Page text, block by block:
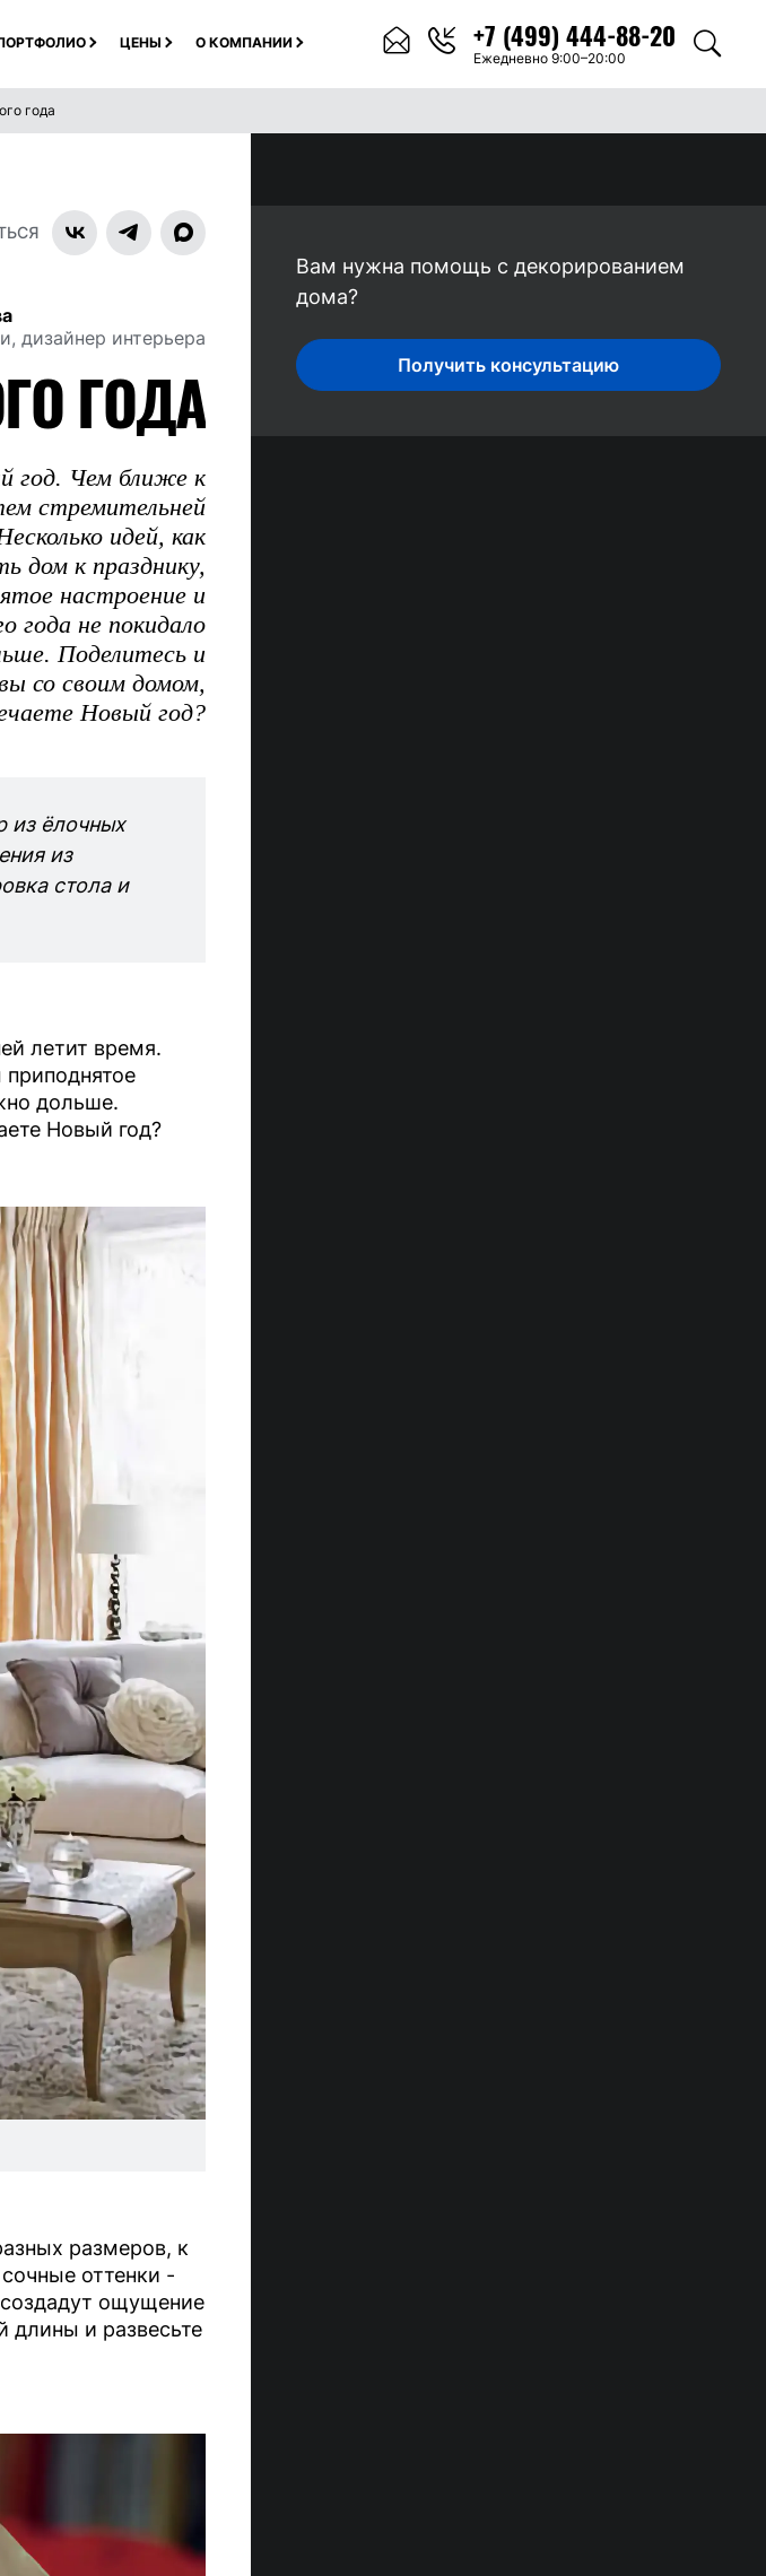
ЦЕНЫ О КОМПАНИИ +7 (499) 444-88-20
Ежедневно 9:00–20:00
года
дизайнер интерьера
ГОДА
год. Чем ближе к
стремительней
идей, как
дом к празднику,
настроение и
года не покидало
Поделитесь и
со своим домом,
Новый год?
из ёлочных
из
стола и
летит время.
дольше.
Новый год?
размеров, к
оттенки -
ощущение
длины и развесьте
Вам нужна помощь с декорированием
дома?
Получить консультацию